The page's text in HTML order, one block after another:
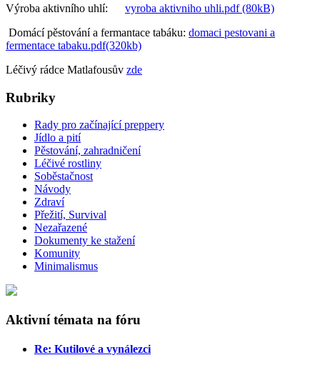
Výroba aktivního uhlí: vyroba aktivniho uhli.pdf (80kB)
Domácí pěstování a fermantace tabáku: domaci pestovani a
fermentace tabaku.pdf(320kb)
Léčivý rádce Matlafousův zde
Rubriky
Rady pro začínající preppery
Jídlo a pití
Pěstování, zahradničení
Léčivé rostliny
Soběstačnost
Návody
Zdraví
Přežití, Survival
Nezařazené
Dokumenty ke stažení
Komunity
Minimalismus
Aktivní témata na fóru
Re: Kutilové a vynálezci